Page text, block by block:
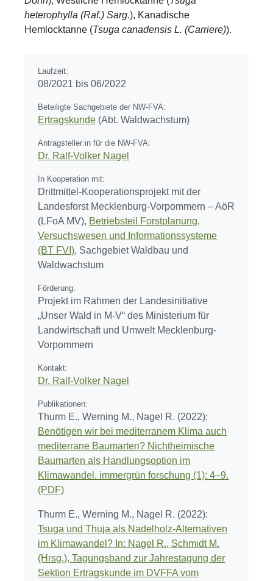
heterophylla (Raf.) Sarg.), Kanadische
Hemlocktanne (Tsuga canadensis L. (Carriere)).
Laufzeit:
08/2021 bis 06/2022
Beteiligte Sachgebiete der NW-FVA:
Ertragskunde (Abt. Waldwachstum)
Antragsteller:in für die NW-FVA:
Dr. Ralf-Volker Nagel
In Kooperation mit:
Drittmittel-Kooperationsprojekt mit der
Landesforst Mecklenburg-Vorpommern – AöR
(LFoA MV), Betriebsteil Forstplanung,
Versuchswesen und Informationssysteme
(BT FVI), Sachgebiet Waldbau und
Waldwachstum
Förderung:
Projekt im Rahmen der Landesinitiative
„Unser Wald in M-V“ des Ministerium für
Landwirtschaft und Umwelt Mecklenburg-
Vorpommern
Kontakt:
Dr. Ralf-Volker Nagel
Publikationen:
Thurm E., Werning M., Nagel R. (2022):
Benötigen wir bei mediterranem Klima auch
mediterrane Baumarten? Nichtheimische
Baumarten als Handlungsoption im
Klimawandel. immergrün forschung (1): 4–9.
(PDF)
Thurm E., Werning M., Nagel R. (2022):
Tsuga und Thuja als Nadelholz-Alternativen
im Klimawandel? In: Nagel R., Schmidt M.
(Hrsg.), Tagungsband zur Jahrestagung der
Sektion Ertragskunde im DVFFA vom